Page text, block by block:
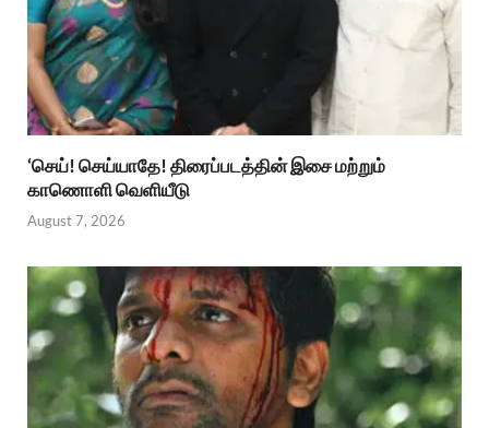
‘செய்! செய்யாதே! திரைப்படத்தின் இசை மற்றும்
காணொளி வெளியீடு
August 7, 2026